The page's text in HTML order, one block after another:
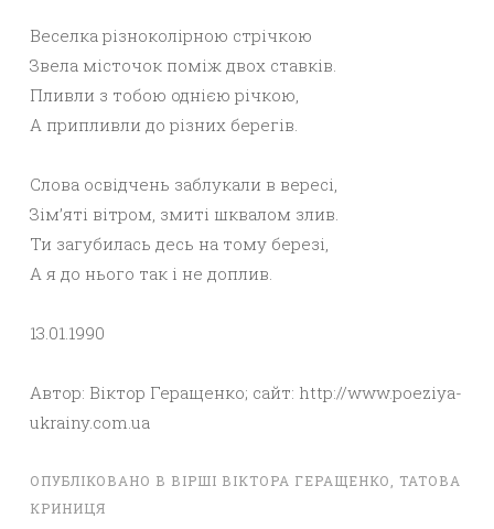
Веселка різноколірною стрічкою
Звела місточок поміж двох ставків.
Пливли з тобою однією річкою,
А припливли до різних берегів.
Слова освідчень заблукали в вересі,
Зім’яті вітром, змиті шквалом злив.
Ти загубилась десь на тому березі,
А я до нього так і не доплив.
13.01.1990
Автор: Віктор Геращенко; сайт: http://www.poeziya-
ukrainy.com.ua
ОПУБЛІКОВАНО В ВІРШІ ВІКТОРА ГЕРАЩЕНКО
ТАТОВА
КРИНИЦЯ